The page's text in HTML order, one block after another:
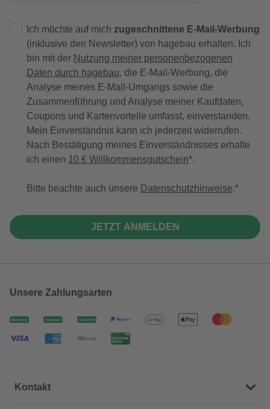
Ich möchte auf mich zugeschnittene E-Mail-Werbung
(inklusive den Newsletter) von hagebau erhalten. Ich
bin mit der Nutzung meiner personenbezogenen
Daten durch hagebau, die E-Mail-Werbung, die
Analyse meines E-Mail-Umgangs sowie die
Zusammenführung und Analyse meiner Kaufdaten,
Coupons und Kartenvorteile umfasst, einverstanden.
Mein Einverständnis kann ich jederzeit widerrufen.
Nach Bestätigung meines Einverständnisses erhalte
ich einen 10 € Willkommensgutschein*.
Bitte beachte auch unsere Datenschutzhinweise.
JETZT ANMELDEN
Unsere Zahlungsarten
Kontakt